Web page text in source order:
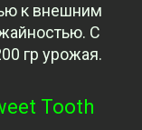
к внешним
С
гр урожая.
Tooth